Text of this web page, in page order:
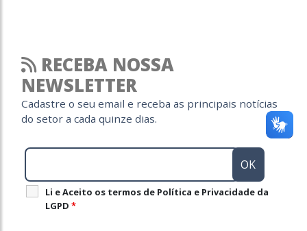
RECEBA NOSSA
NEWSLETTER
Cadastre o seu email e receba as principais notícias
do setor a cada quinze dias.
Li e Aceito os termos de Política e Privacidade da
LGPD *